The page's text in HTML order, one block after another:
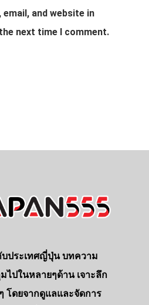
email, and website in
next time I comment.
บประเทศญี่ปุ่น บทความ
ไปในหลายๆด้าน เจาะลึก
โดยจากดูแลและจัดการ